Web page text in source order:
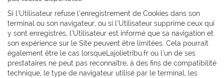
Si l’Utilisateur refuse l’enregistrement de Cookies dans son
terminal ou son navigateur, ou si l’Utilisateur supprime ceux qui
y sont enregistrés, l’Utilisateur est informé que sa navigation et
son expérience sur le Site peuvent être limitées. Cela pourrait
également être le cas lorsqueLajolietribu.fr ou l’un de ses
prestataires ne peut pas reconnaître, à des fins de compatibilité
technique, le type de navigateur utilisé par le terminal, les